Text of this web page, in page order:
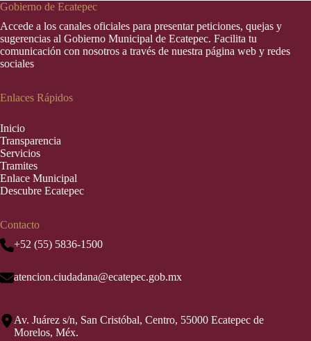
Gobierno de Ecatepec
Accede a los canales oficiales para presentar peticiones, quejas y
sugerencias al Gobierno Municipal de Ecatepec. Facilita tu
comunicación con nosotros a través de nuestra página web y redes
sociales
Enlaces Rápidos
Inicio
Transparencia
Servicios
Tramites
Enlace Municipal
Descubre Ecatepec
Contacto
+52 (55) 5836-1500
atencion.ciudadana@ecatepec.gob.mx
Av. Juárez s/n, San Cristóbal, Centro, 55000 Ecatepec de
Morelos, Méx.